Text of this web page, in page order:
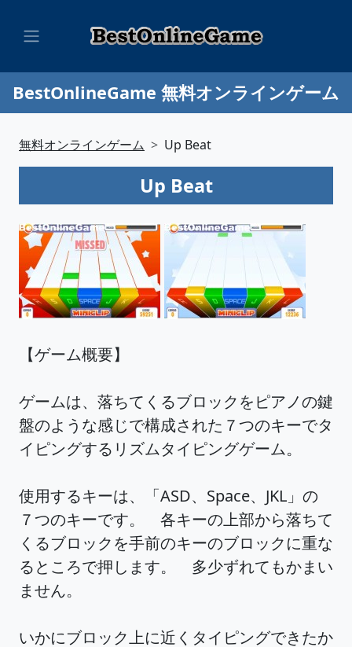
BestOnlineGame 無料オンラインゲーム
無料オンラインゲーム Up Beat
Up Beat
【ゲーム概要】
ゲームは、落ちてくるブロックをピアノの鍵
盤のような感じで構成された７つのキーでタ
イピングするリズムタイピングゲーム。
使用するキーは、「ASD、Space、JKL」の
７つのキーです。 各キーの上部から落ちて
くるブロックを手前のキーのブロックに重な
るところで押します。 多少ずれてもかまい
ません。
いかにブロック上に近くタイピングできたか